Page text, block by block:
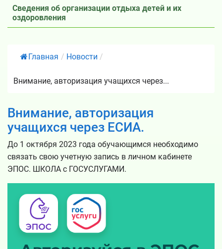
Сведения об организации отдыха детей и их
оздоровления
Главная / Новости /
Внимание, авторизация учащихся через...
Внимание, авторизация
учащихся через ЕСИА.
До 1 октября 2023 года обучающимся необходимо
связать свою учетную запись в личном кабинете
ЭПОС. ШКОЛА с ГОСУСЛУГАМИ.